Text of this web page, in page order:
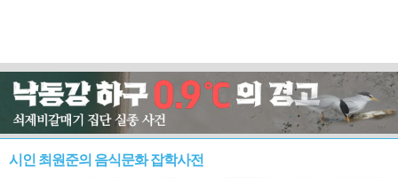
시인 최원준의 음식문화 잡학사전